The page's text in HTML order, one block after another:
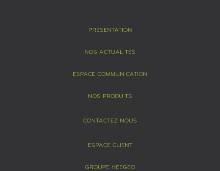
PRÉSENTATION
NOS ACTUALITÉS
ESPACE COMMUNICATION
NOS PRODUITS
CONTACTEZ NOUS
ESPACE CLIENT
GROUPE HEEGEO